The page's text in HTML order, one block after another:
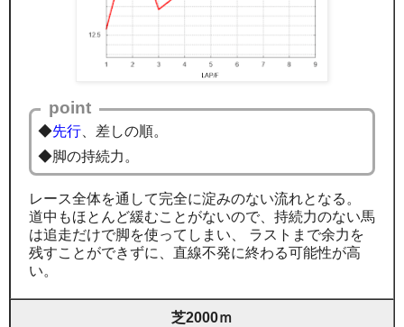
point
◆先行 、差しの順。
◆脚の持続力。
レース全体を通して完全に淀みのない流れとなる。
道中もほとんど緩むことがないので、持続力のない馬
は追走だけで脚を使ってしまい、 ラストまで余力を
残すことができずに、直線不発に終わる可能性が高
い。
芝2000ｍ